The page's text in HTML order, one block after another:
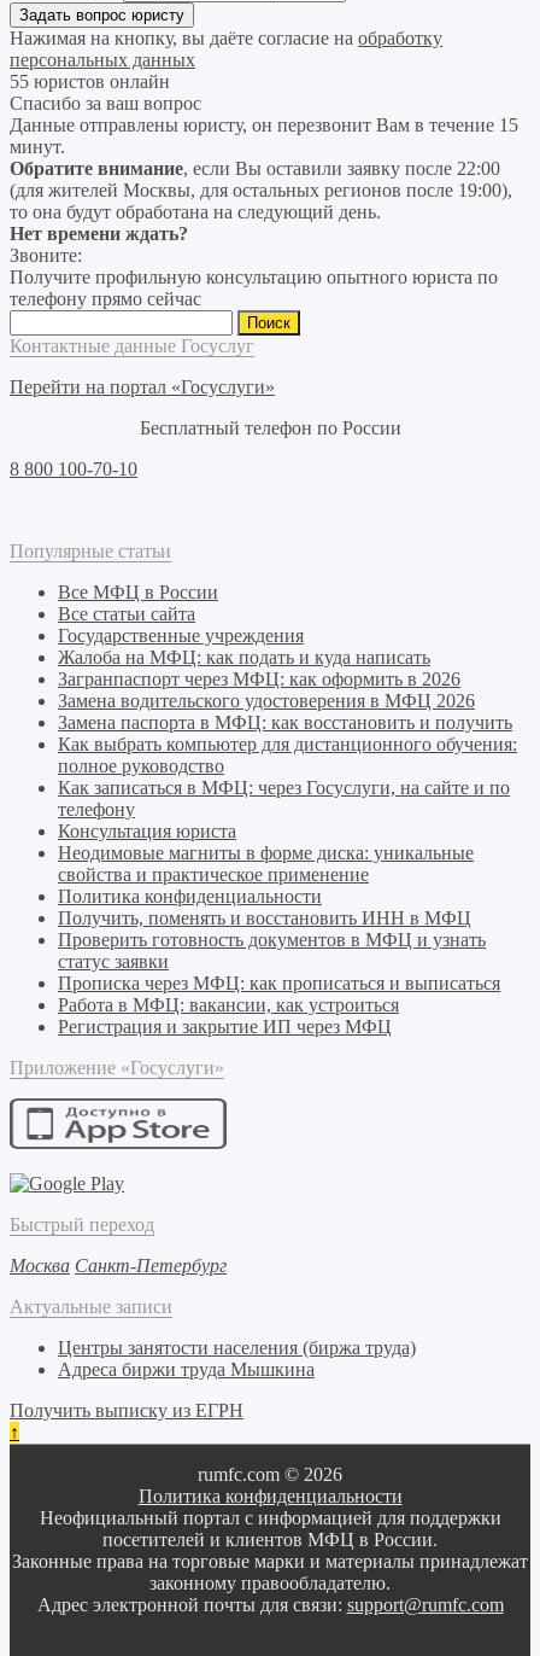
Нажимая на кнопку, вы даёте согласие на обработку
персональных данных
55 юристов онлайн
Спасибо за ваш вопрос
Данные отправлены юристу, он перезвонит Вам в течение 15
минут.
Обратите внимание, если Вы оставили заявку после 22:00
(для жителей Москвы, для остальных регионов после 19:00),
то она будут обработана на следующий день.
Нет времени ждать?
Звоните:
Получите профильную консультацию опытного юриста по
телефону прямо сейчас
Контактные данные Госуслуг
Перейти на портал «Госуслуги»
Бесплатный телефон по России
8 800 100-70-10
Популярные статьи
Все МФЦ в России
Все статьи сайта
Государственные учреждения
Жалоба на МФЦ: как подать и куда написать
Загранпаспорт через МФЦ: как оформить в 2026
Замена водительского удостоверения в МФЦ 2026
Замена паспорта в МФЦ: как восстановить и получить
Как выбрать компьютер для дистанционного обучения:
полное руководство
Как записаться в МФЦ: через Госуслуги, на сайте и по
телефону
Консультация юриста
Неодимовые магниты в форме диска: уникальные
свойства и практическое применение
Политика конфиденциальности
Получить, поменять и восстановить ИНН в МФЦ
Проверить готовность документов в МФЦ и узнать
статус заявки
Прописка через МФЦ: как прописаться и выписаться
Работа в МФЦ: вакансии, как устроиться
Регистрация и закрытие ИП через МФЦ
Приложение «Госуслуги»
Быстрый переход
Москва Санкт-Петербург
Актуальные записи
Центры занятости населения (биржа труда)
Адреса биржи труда Мышкина
Получить выписку из ЕГРН
↑
rumfc.com © 2026
Политика конфиденциальности
Неофициальный портал с информацией для поддержки
посетителей и клиентов МФЦ в России.
Законные права на торговые марки и материалы принадлежат
законному правообладателю.
Адрес электронной почты для связи: support@rumfc.com